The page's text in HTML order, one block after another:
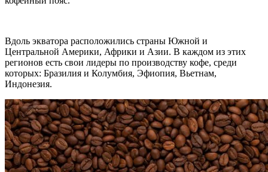
Вдоль экватора расположились страны Южной и
Центральной Америки, Африки и Азии. В каждом из этих
регионов есть свои лидеры по производству кофе, среди
которых: Бразилия и Колумбия, Эфиопия, Вьетнам,
Индонезия.